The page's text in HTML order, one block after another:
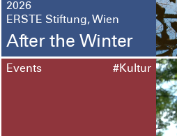
2026
ERSTE Stiftung, Wien
After the Winter
Events #Kultur